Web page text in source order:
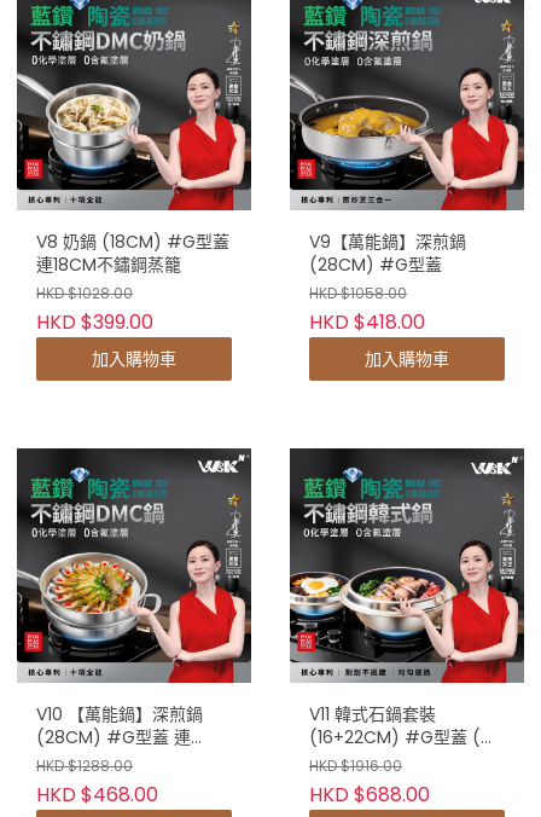
V8 奶鍋 (18CM) #G型蓋
連18CM不鏽鋼蒸籠
HKD $1028.00
HKD $399.00
加入購物車
V9【萬能鍋】深煎鍋
(28CM) #G型蓋
HKD $1058.00
HKD $418.00
加入購物車
V10 【萬能鍋】深煎鍋
(28CM) #G型蓋 連
28CM不鏽鋼蒸籠
HKD $1288.00
HKD $468.00
V11 韓式石鍋套裝
(16+22CM) #G型蓋 (送
V18 拉蒜器 + V19 廚房配
件四件套) x1
HKD $1916.00
HKD $688.00